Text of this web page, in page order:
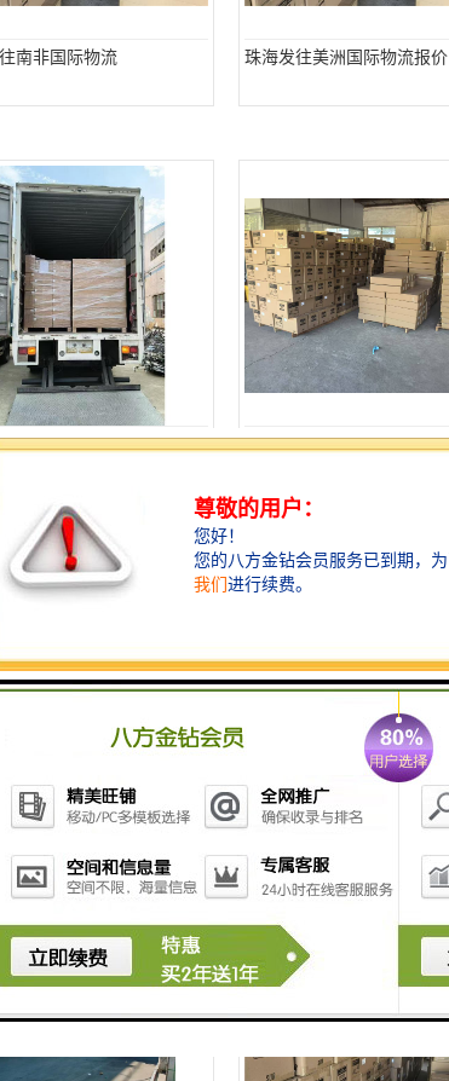
南非国际物流 珠海发往美洲国际物流报价
欧洲国际物流多少钱 茂名发往欧洲国际物流
美洲国际物流报价 潮州发往南非国际物流标准